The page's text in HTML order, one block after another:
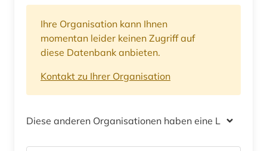
Ihre Organisation kann Ihnen
momentan leider keinen Zugriff auf
diese Datenbank anbieten.
Kontakt zu Ihrer Organisation
Diese anderen Organisationen haben eine Lizenz